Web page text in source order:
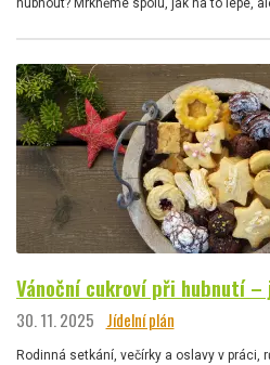
hubnout? Mrkněme spolu, jak na to lépe,
Vánoční cukroví při hubnutí –
30. 11. 2025 Jídelní plán
Rodinná setkání, večírky a oslavy v práci,